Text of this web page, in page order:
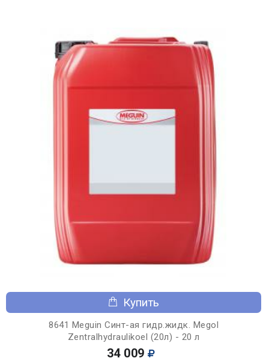
Купить
8641 Meguin Синт-ая гидр.жидк. Megol
Zentralhydraulikoel (20л) - 20 л
34 009